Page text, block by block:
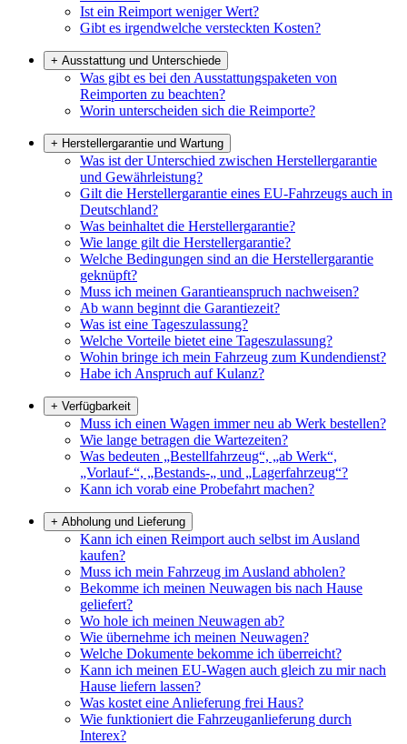
Ist ein Reimport weniger Wert?
Gibt es irgendwelche versteckten Kosten?
+ Ausstattung und Unterschiede
Was gibt es bei den Ausstattungspaketen von
Reimporten zu beachten?
Worin unterscheiden sich die Reimporte?
+ Herstellergarantie und Wartung
Was ist der Unterschied zwischen Herstellergarantie
und Gewährleistung?
Gilt die Herstellergarantie eines EU-Fahrzeugs auch in
Deutschland?
Was beinhaltet die Herstellergarantie?
Wie lange gilt die Herstellergarantie?
Welche Bedingungen sind an die Herstellergarantie
geknüpft?
Muss ich meinen Garantieanspruch nachweisen?
Ab wann beginnt die Garantiezeit?
Was ist eine Tageszulassung?
Welche Vorteile bietet eine Tageszulassung?
Wohin bringe ich mein Fahrzeug zum Kundendienst?
Habe ich Anspruch auf Kulanz?
+ Verfügbarkeit
Muss ich einen Wagen immer neu ab Werk bestellen?
Wie lange betragen die Wartezeiten?
Was bedeuten „Bestellfahrzeug“, „ab Werk“,
„Vorlauf-“, „Bestands-„ und „Lagerfahrzeug“?
Kann ich vorab eine Probefahrt machen?
+ Abholung und Lieferung
Kann ich einen Reimport auch selbst im Ausland
kaufen?
Muss ich mein Fahrzeug im Ausland abholen?
Bekomme ich meinen Neuwagen bis nach Hause
geliefert?
Wo hole ich meinen Neuwagen ab?
Wie übernehme ich meinen Neuwagen?
Welche Dokumente bekomme ich überreicht?
Kann ich meinen EU-Wagen auch gleich zu mir nach
Hause liefern lassen?
Was kostet eine Anlieferung frei Haus?
Wie funktioniert die Fahrzeuganlieferung durch
Interex?